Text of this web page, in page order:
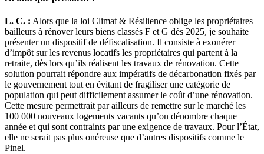
L. C. : Alors que la loi Climat & Résilience oblige les propriétaires
bailleurs à rénover leurs biens classés F et G dès 2025, je souhaite
présenter un dispositif de défiscalisation. Il consiste à exonérer
d’impôt sur les revenus locatifs les propriétaires qui partent à la
retraite, dès lors qu’ils réalisent les travaux de rénovation. Cette
solution pourrait répondre aux impératifs de décarbonation fixés par
le gouvernement tout en évitant de fragiliser une catégorie de
population qui peut difficilement assumer le coût d’une rénovation.
Cette mesure permettrait par ailleurs de remettre sur le marché les
100 000 nouveaux logements vacants qu’on dénombre chaque
année et qui sont contraints par une exigence de travaux. Pour l’État,
elle ne serait pas plus onéreuse que d’autres dispositifs comme le
Pinel.